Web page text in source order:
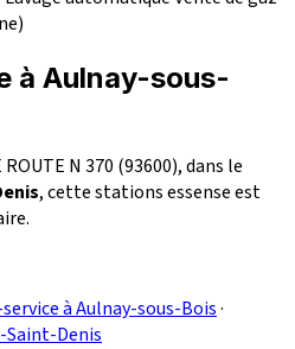
à Aulnay-sous-
N 370 (93600), dans le
, cette stations essense est
à Aulnay-sous-Bois·
Saint-Denis